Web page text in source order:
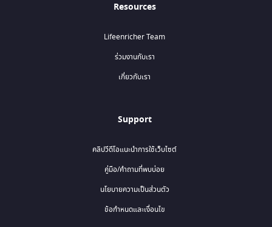
Resources
Lifeenricher Team
ร่วมงานกับเรา
เกี่ยวกับเรา
Support
คลิปวีดีโอแนะนำการใช้เว็บไซต์
คู่มือ/คำถามที่พบบ่อย
นโยบายความเป็นส่วนตัว
ข้อกำหนดและเงื่อนไข